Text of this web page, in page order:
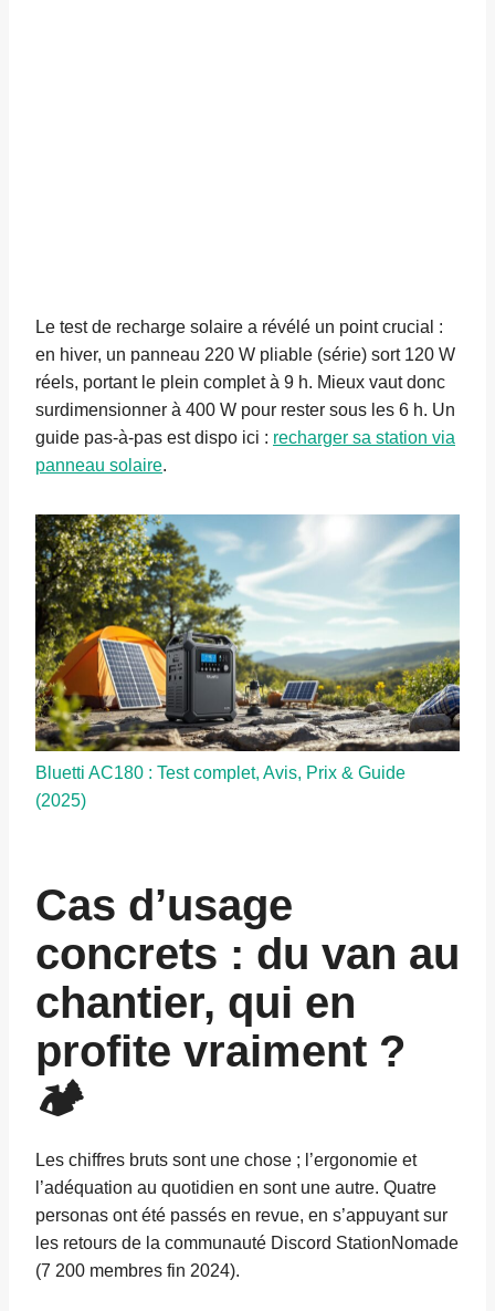
Le test de recharge solaire a révélé un point crucial :
en hiver, un panneau 220 W pliable (série) sort 120 W
réels, portant le plein complet à 9 h. Mieux vaut donc
surdimensionner à 400 W pour rester sous les 6 h. Un
guide pas-à-pas est dispo ici : recharger sa station via
panneau solaire.
Bluetti AC180 : Test complet, Avis, Prix & Guide
(2025)
Cas d’usage
concrets : du van au
chantier, qui en
profite vraiment ?
🏕️
Les chiffres bruts sont une chose ; l’ergonomie et
l’adéquation au quotidien en sont une autre. Quatre
personas ont été passés en revue, en s’appuyant sur
les retours de la communauté Discord StationNomade
(7 200 membres fin 2024).